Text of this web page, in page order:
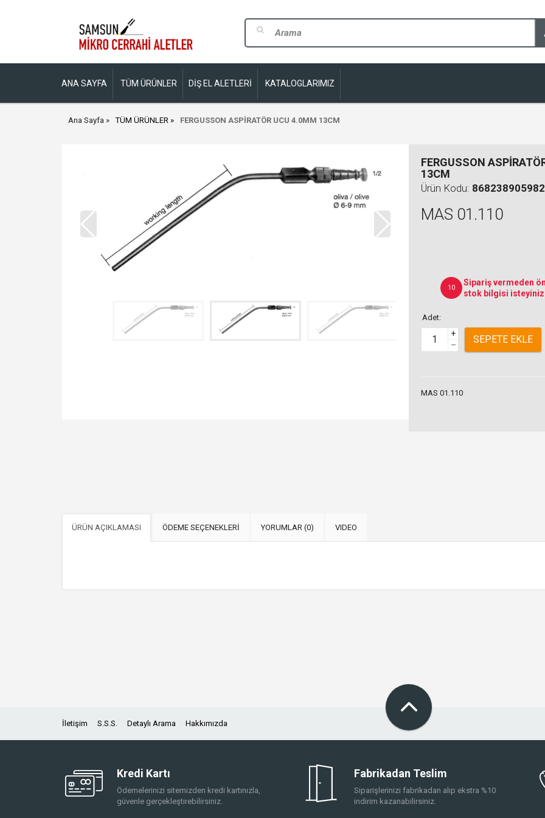
ANA SAYFA TÜM ÜRÜNLER DİŞ EL ALETLERİ KATALOGLARIMIZ
Ana Sayfa TÜM ÜRÜNLER FERGUSSON ASPİRATÖR UCU 4.0MM 13CM
FERGUSSON
13CM
Ürün Kodu:
MAS 01.110
10
Sipariş vermeden
stok bilgisi
Adet:
+
–
SEPETE EKLE
MAS 01.110
ÜRÜN AÇIKLAMASI ÖDEME SEÇENEKLERİ YORUMLAR (0) VIDEO
İletişim S.S.S. Detaylı Arama Hakkımızda
Kredi Kartı
Ödemelerinizi sitemizden kredi kartınızla,
güvenle gerçekleştirebilirsiniz.
Fabrikadan Teslim
Siparişlerinizi fabrikadan alıp ekstra %10
indirim kazanabilirsiniz.